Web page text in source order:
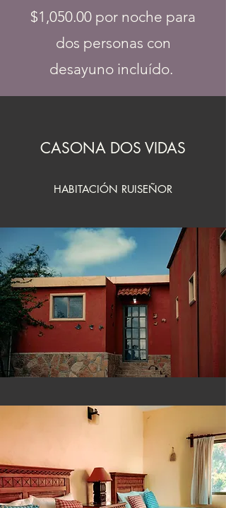
$1,050.00 por noche para
dos personas con
desayuno incluído.
CASONA DOS VIDAS
HABITACIÓN RUISEÑOR